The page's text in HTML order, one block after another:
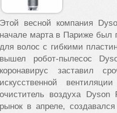
Этой весной компания
начале марта в Париже был
для волос с гибкими
вышел робот-пылесос
коронавирус заставил
искусственной
очиститель воздуха Dyson
рынок в апреле,